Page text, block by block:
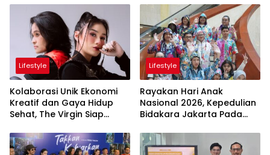
Hingga 45%
Pertemukan Kolaborasi
Apik
Lifestyle
Kolaborasi Unik Ekonomi
Kreatif dan Gaya Hidup
Sehat, The Virgin Siap
LokaryaFest 2026
Lifestyle
Rayakan Hari Anak
Nasional 2026, Kepedulian
Bidakara Jakarta Pada
Lewat Acara Where Hope
Begins